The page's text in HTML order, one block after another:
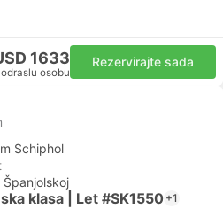
1633
osobu
Rezervirajte sada
Schiphol
Španjolskoj
klasa | Let #SK1550+1